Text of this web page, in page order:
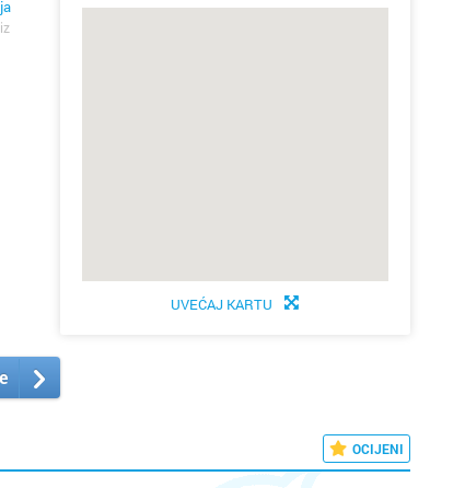
UVEĆAJ KARTU
OCIJENI